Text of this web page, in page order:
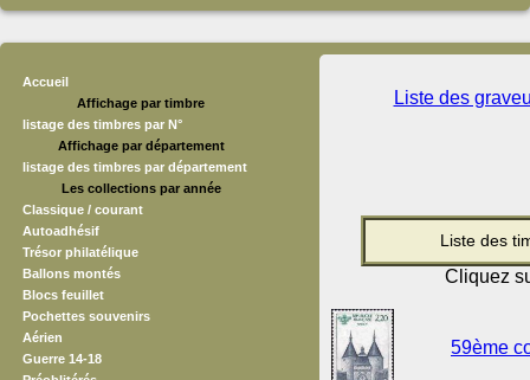
Accueil
Affichage par timbre
listage des timbres par N°
Affichage par département
listage des timbres par département
Les collections par année
Classique / courant
Autoadhésif
Trésor philatélique
Ballons montés
Blocs feuillet
Pochettes souvenirs
Aérien
Guerre 14-18
Liste des
Liste des
Cliquez
59ème